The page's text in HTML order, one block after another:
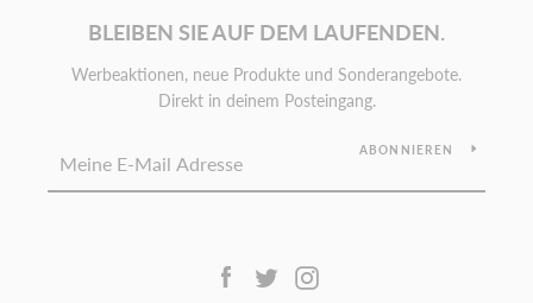
BLEIBEN SIE AUF DEM LAUFENDEN.
Werbeaktionen, neue Produkte und Sonderangebote.
Direkt in deinem Posteingang.
ABONNIEREN
Facebook
Twitter